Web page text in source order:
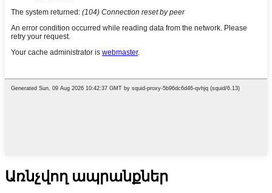
Առնչվող ապրանքներ